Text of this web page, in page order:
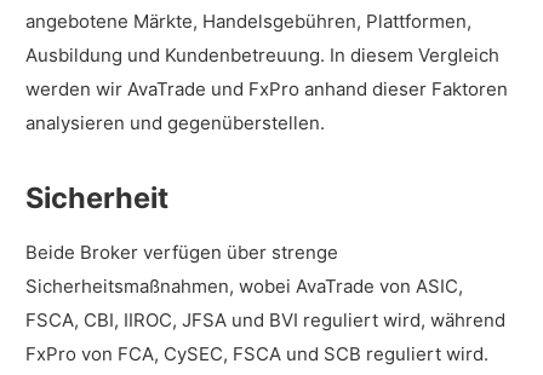
angebotene Märkte, Handelsgebühren, Plattformen,
Ausbildung und Kundenbetreuung. In diesem Vergleich
werden wir AvaTrade und FxPro anhand dieser Faktoren
analysieren und gegenüberstellen.
Sicherheit
Beide Broker verfügen über strenge
Sicherheitsmaßnahmen, wobei AvaTrade von ASIC,
FSCA, CBI, IIROC, JFSA und BVI reguliert wird, während
FxPro von FCA, CySEC, FSCA und SCB reguliert wird.